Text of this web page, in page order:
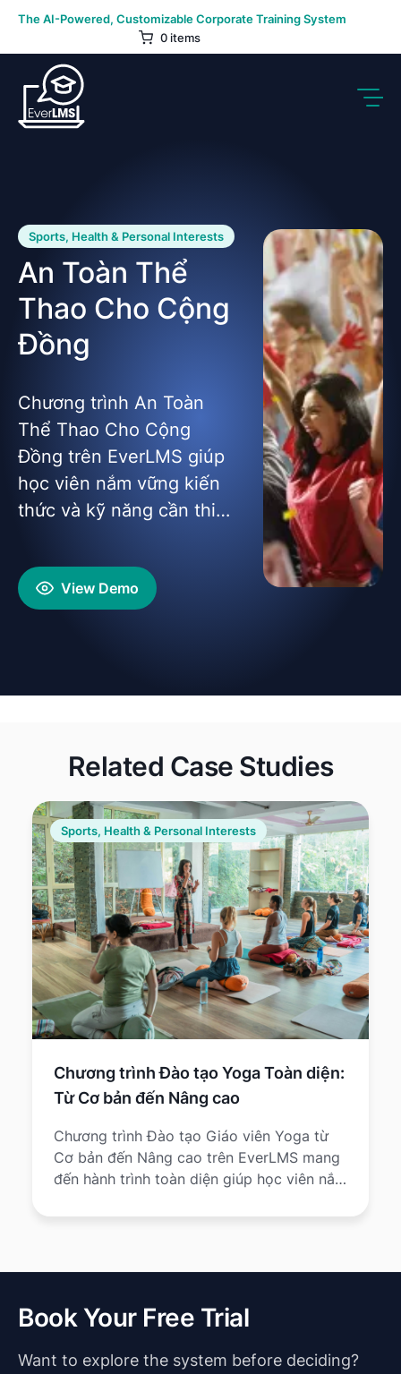
Skip
content
The AI-Powered, Customizable Corporate Training System
0 items
Sports, Health & Personal Interests
An Toàn Thể
Thao Cho Cộng
Đồng
Chương trình An Toàn
Thể Thao Cho Cộng
Đồng trên EverLMS giúp
học viên nắm vững kiến
thức và kỹ năng cần thiết
quản lý hoạt động thể
thao một cách an toàn,
View Demo
Related Case Studies
Sports, Health & Personal Interests
Chương trình Đào tạo Yoga Toàn diện:
Từ Cơ bản đến Nâng cao
Chương trình Đào tạo Giáo viên Yoga từ
Cơ bản đến Nâng cao trên EverLMS mang
đến hành trình toàn diện giúp học viên nắm
giảng dạy Yoga.
Book Your Free Trial
Want to explore the system before deciding?